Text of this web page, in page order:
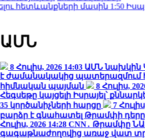
հետևանքների մասին1:50
ԱՄՆ
8 Հուլիս, 2026 14:03 ԱՄՆ նախկին
է ժամանակակից պատերազմում
հիմնական պայման
8 Հուլիս,
Հեգսեթը կայցելի Իսրայել՝
35 կործանիչների հարցը
7
բարձր է գնահատել Թրամփի
Հուլիս, 2026 14:28 CNN․ Թրամփը
գագաթնաժողովից առաջ վատ